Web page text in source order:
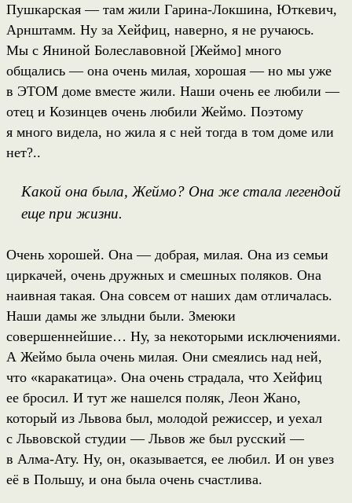
Пушкарская — там жили Гарина-Локшина, Юткевич,
Арнштамм. Ну за Хейфиц, наверно, я не ручаюсь.
Мы с Яниной Болеславовной [Жеймо] много
общались — она очень милая, хорошая — но мы уже
в ЭТОМ доме вместе жили. Наши очень ее любили —
отец и Козинцев очень любили Жеймо. Поэтому
я много видела, но жила я с ней тогда в том доме или
нет?..
Какой она была, Жеймо? Она же стала легендой
еще при жизни.
Очень хорошей. Она — добрая, милая. Она из семьи
циркачей, очень дружных и смешных поляков. Она
наивная такая. Она совсем от наших дам отличалась.
Наши дамы же злыдни были. Змеюки
совершеннейшие… Ну, за некоторыми исключениями.
А Жеймо была очень милая. Они смеялись над ней,
что «каракатица». Она очень страдала, что Хейфиц
ее бросил. И тут же нашелся поляк, Леон Жано,
который из Львова был, молодой режиссер, и уехал
с Львовской студии — Львов же был русский —
в Алма-Ату. Ну, он, оказывается, ее любил. И он увез
её в Польшу, и она была очень счастлива.